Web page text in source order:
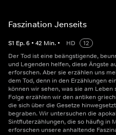
Faszination Jenseits
S1 Ep.6 • 42 Min. • HD
12
Der Tod ist eine beängstigende,
und Legenden helfen, diese Ängste
erforschen. Aber sie erzählen uns
dem Tod, denn in den Erzählungen
können wir sehen, was sie am
Folge erzählen wir den antiken
die sich über die Gesetze
begraben. Wir untersuchen die
Sintfluterzählungen, die so häufig in
erforschen unsere anhaltende